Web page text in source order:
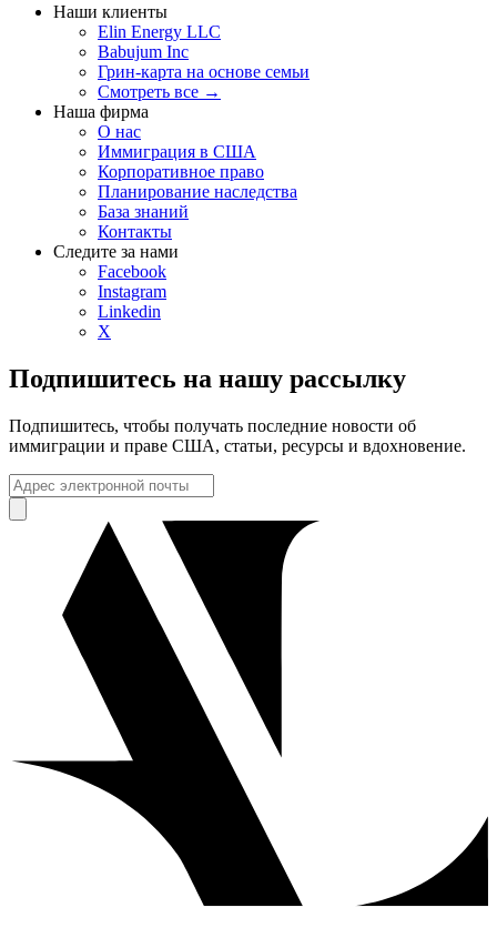
Наши клиенты
Elin Energy LLC
Babujum Inc
Грин-карта на основе семьи
Смотреть все →
Наша фирма
О нас
Иммиграция в США
Корпоративное право
Планирование наследства
База знаний
Контакты
Следите за нами
Facebook
Instagram
Linkedin
X
Подпишитесь на нашу рассылку
Подпишитесь, чтобы получать последние новости об
иммиграции и праве США, статьи, ресурсы и вдохновение.